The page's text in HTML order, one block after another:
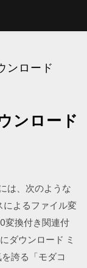
ンロード
ンロード
は、次のような
によるファイル変
変換付き関連付
ダウンロード ミ
誇る「モダコ